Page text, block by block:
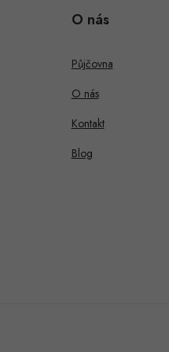
u
O nás
Půjčovna
O nás
Kontakt
Blog